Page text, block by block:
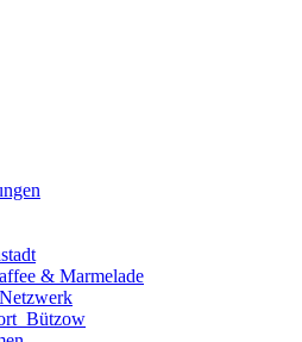
& Marmelade
Bützow